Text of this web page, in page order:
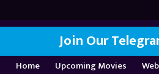
Join Our
Home Upcoming Movies